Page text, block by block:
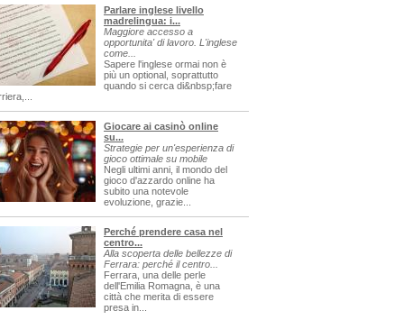
Parlare inglese livello
madrelingua: i...
Maggiore accesso a
opportunita' di lavoro. L'inglese
come...
Sapere l'inglese ormai non è
più un optional, soprattutto
quando si cerca di&nbsp;fare
Giocare ai casinò online
su...
Strategie per un'esperienza di
gioco ottimale su mobile
Negli ultimi anni, il mondo del
gioco d'azzardo online ha
subito una notevole
evoluzione, grazie...
Perché prendere casa nel
centro...
Alla scoperta delle bellezze di
Ferrara: perché il centro...
Ferrara, una delle perle
dell'Emilia Romagna, è una
città che merita di essere
presa in...